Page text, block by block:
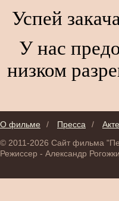
Успей
У нас
низком
О фильме / Пресса /
© 2011-2026 Сайт фильма
Режиссер - Александр